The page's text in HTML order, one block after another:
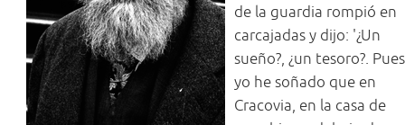
de la guardia rompió en
carcajadas y dijo: '¿Un
sueño?, ¿un tesoro?. Pues
yo he soñado que en
Cracovia, en la casa de